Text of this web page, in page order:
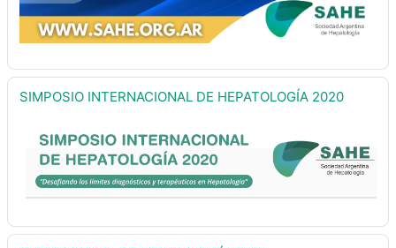
SIMPOSIO INTERNACIONAL DE HEPATOLOGÍA 2020